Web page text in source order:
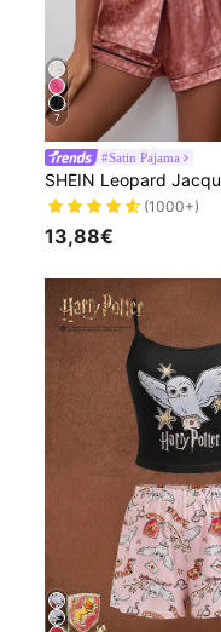
7
#Satin Pajama
(1000+)
13,88€